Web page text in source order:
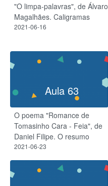
"O limpa-palavras", de Álvaro
Magalhães. Caligramas
2021-06-16
Aula 63
O poema "Romance de
Tomasinho Cara - Feia", de
Daniel Filipe. O resumo
2021-06-23